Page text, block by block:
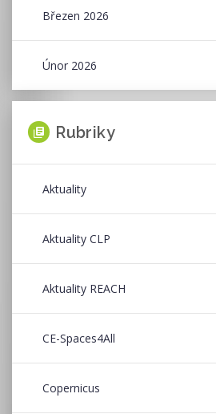
Březen 2026
Únor 2026
Rubriky
Aktuality
Aktuality CLP
Aktuality REACH
CE-Spaces4All
Copernicus